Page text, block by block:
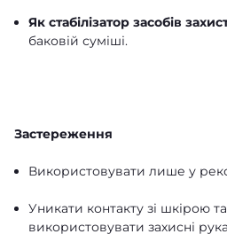
Як стабілізатор засобів
баковій суміші.
Застереження
Використовувати лише у
Уникати контакту зі шкірою
використовувати захисні